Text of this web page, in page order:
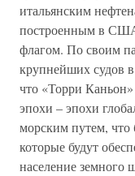
итальянским
построенным в
флагом. По своим
крупнейших судов
что «Торри
эпохи – эпохи
морским путем,
которые будут
население земного